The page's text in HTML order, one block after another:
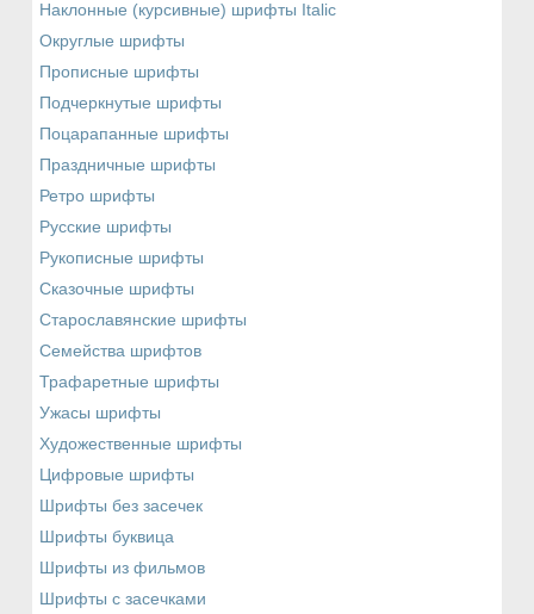
Наклонные (курсивные) шрифты Italic
Округлые шрифты
Прописные шрифты
Подчеркнутые шрифты
Поцарапанные шрифты
Праздничные шрифты
Ретро шрифты
Русские шрифты
Рукописные шрифты
Сказочные шрифты
Старославянские шрифты
Семейства шрифтов
Трафаретные шрифты
Ужасы шрифты
Художественные шрифты
Цифровые шрифты
Шрифты без засечек
Шрифты буквица
Шрифты из фильмов
Шрифты с засечками